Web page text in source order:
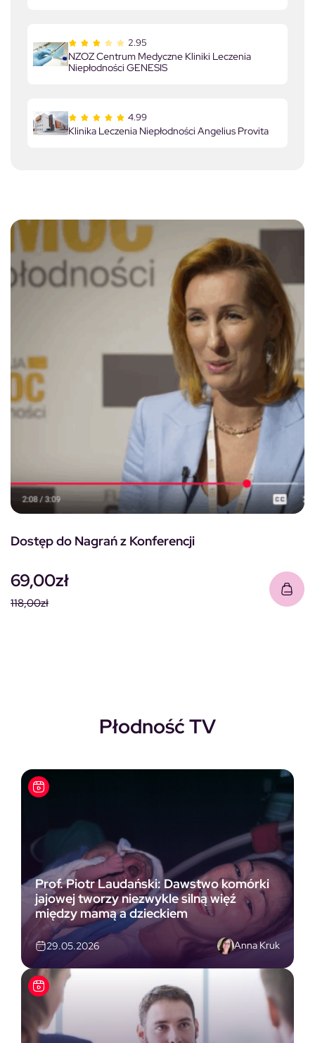
2.95
NZOZ Centrum Medyczne Kliniki Leczenia
Niepłodności GENESIS
4.99
Klinika Leczenia Niepłodności Angelius Provita
Dostęp do Nagrań z Konferencji
118,00zł
69,00zł
Płodność TV
Prof. Piotr Laudański: Dawstwo komórki
jajowej tworzy niezwykle silną więź
między mamą a dzieckiem
29.05.2026 Anna Kruk